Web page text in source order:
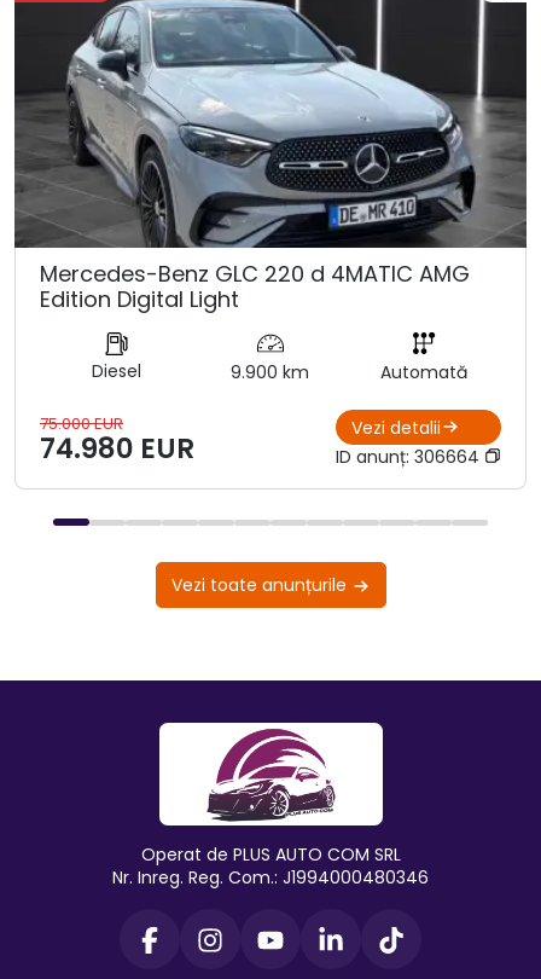
Mercedes-Benz GLC 220 d 4MATIC AMG
Edition Digital Light
Diesel 9.900 km Automată
75.000 EUR
74.980 EUR
Vezi detalii
ID anunț: 306664
Vezi toate anunțurile
Operat de PLUS AUTO COM SRL
Nr. Inreg. Reg. Com.: J1994000480346